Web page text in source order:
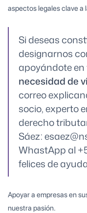
aspectos legales clave a
Si deseas
designarnos
apoyándote en
necesidad de
correo
socio, experto
derecho
Sáez:
WhastApp al
felices de
Apoyar a empresas en
nuestra pasión.